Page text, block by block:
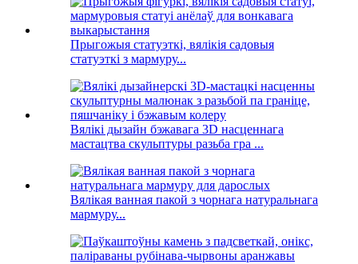
Прыгожыя статуэткі, вялікія садовыя
статуэткі з мармуру...
Вялікі дызайн бэжавага 3D насценнага
мастацтва скульптуры разьба гра ...
Вялікая ванная пакой з чорнага натуральнага
мармуру...